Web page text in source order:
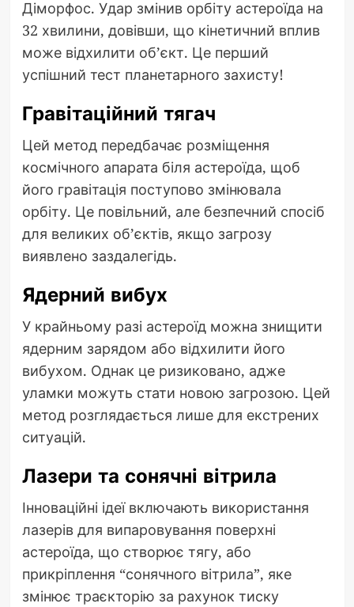
Діморфос. Удар змінив орбіту астероїда на
32 хвилини, довівши, що кінетичний вплив
може відхилити об’єкт. Це перший
успішний тест планетарного захисту!
Гравітаційний тягач
Цей метод передбачає розміщення
космічного апарата біля астероїда, щоб
його гравітація поступово змінювала
орбіту. Це повільний, але безпечний спосіб
для великих об’єктів, якщо загрозу
виявлено заздалегідь.
Ядерний вибух
У крайньому разі астероїд можна знищити
ядерним зарядом або відхилити його
вибухом. Однак це ризиковано, адже
уламки можуть стати новою загрозою. Цей
метод розглядається лише для екстрених
ситуацій.
Лазери та сонячні вітрила
Інноваційні ідеї включають використання
лазерів для випаровування поверхні
астероїда, що створює тягу, або
прикріплення “сонячного вітрила”, яке
змінює траєкторію за рахунок тиску